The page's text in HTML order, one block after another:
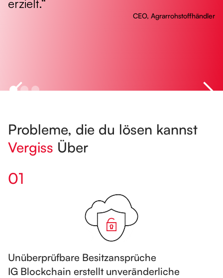
erzielt.“
CEO, Agrarrohstoffhändler
Probleme, die du lösen kannst
Vergiss Über
01
Unüberprüfbare Besitzansprüche
IG Blockchain erstellt unveränderliche